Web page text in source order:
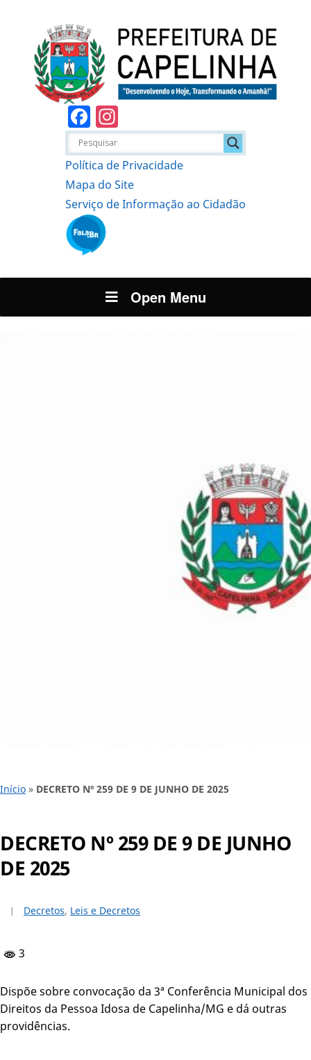
Facebook
Política de Privacidade
Mapa do Site
Serviço de Informação ao Cidadão
Open Menu
Início » DECRETO Nº 259 DE 9 DE JUNHO DE 2025
DECRETO Nº 259 DE 9 DE JUNHO
DE 2025
Decretos, Leis e Decretos
3
Dispõe sobre convocação da 3ª Conferência Municipal dos
Direitos da Pessoa Idosa de Capelinha/MG e dá outras
providências.